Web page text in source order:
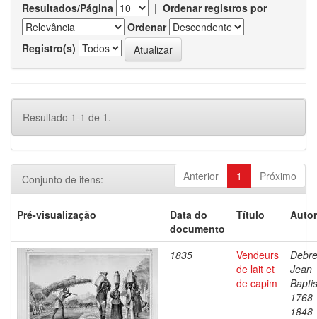
Resultados/Página | Ordenar registros por
Ordenar
Registro(s)
Resultado 1-1 de 1.
Anterior 1 Próximo
Conjunto de itens:
Pré-visualização
Data do
documento
Título
1835
Vendeurs
de lait et
de capim
Jean
1768-
1848